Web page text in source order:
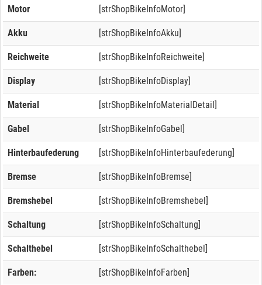
Motor [strShopBikeInfoMotor]
Akku [strShopBikeInfoAkku]
Reichweite [strShopBikeInfoReichweite]
Display [strShopBikeInfoDisplay]
Material [strShopBikeInfoMaterialDetail]
Gabel [strShopBikeInfoGabel]
Hinterbaufederung [strShopBikeInfoHinterbaufederung]
Bremse [strShopBikeInfoBremse]
Bremshebel [strShopBikeInfoBremshebel]
Schaltung [strShopBikeInfoSchaltung]
Schalthebel [strShopBikeInfoSchalthebel]
Farben: [strShopBikeInfoFarben]